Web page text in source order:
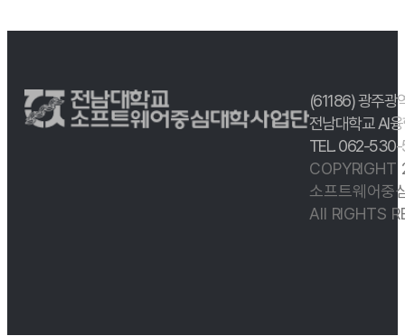
(61186) 광주광
전남대학교 AI
TEL. 062-
COPYRIGHT
소프트웨어중
All RIGHTS